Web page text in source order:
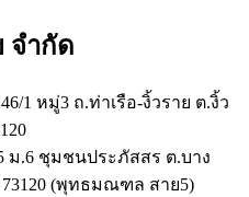
จำกัด
1 หมู่3 ถ.ท่าเรือ-งิ้วราย ต.งิ้ว
ม.6 ชุมชนประภัสสร ต.บาง
(พุทธมณฑล สาย5)